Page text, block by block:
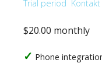
Trial period Kontakt
$20.00 monthly
Phone